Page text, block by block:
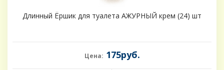
Длинный Ёршик для туалета АЖУРНЫЙ крем (24) шт
Цена: 175руб.